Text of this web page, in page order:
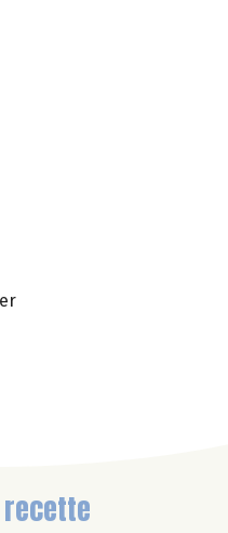
recette